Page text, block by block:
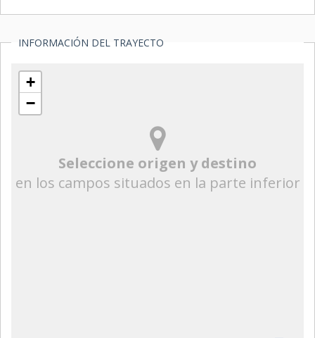
INFORMACIÓN DEL TRAYECTO
+
−
Seleccione origen y destino
en los campos situados en la parte inferior